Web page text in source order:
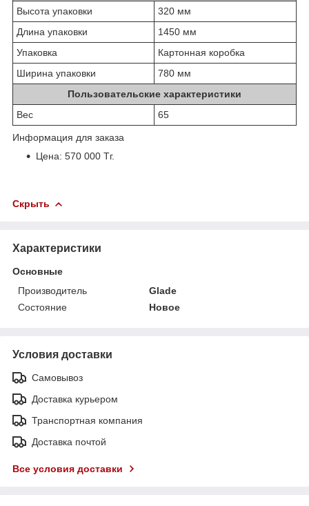
Высота упаковки
320 мм
Длина упаковки
1450 мм
Упаковка
Картонная коробка
Ширина упаковки
780 мм
Пользовательские характеристики
Вес
65
Информация для заказа
Цена: 570 000 Тг.
Скрыть
Характеристики
Основные
Производитель
Glade
Состояние
Новое
Условия доставки
Самовывоз
Доставка курьером
Транспортная компания
Доставка почтой
Все условия доставки